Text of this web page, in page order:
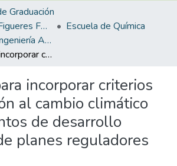
Graduación
Biblioteca José Figueres Ferrer
Escuela de Química
Licenciatura en Ingeniería Ambiental
Estrategia para incorporar criterios de adaptación al cambio climático en reglamentos de desarrollo sostenible de planes reguladores
incorporar criterios
al cambio climático
de desarrollo
planes reguladores